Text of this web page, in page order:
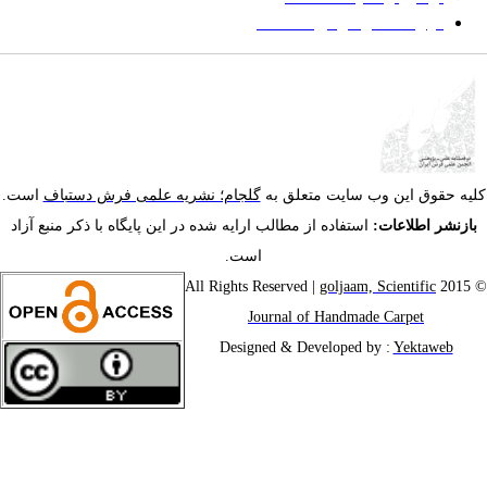
فهرست موضوعی مقاله‌ها
حقوق این وب سایت متعلق بهگلجام؛ نشریه علمی فرش دستبافاست.
اطلاعات:استفاده از مطالب ارایه شده در این پایگاه با ذکر منبع آزاد
است.
©
goljaam, Scientific
Journal of Handmade Carpet
Designed & Developed by :Yektaweb